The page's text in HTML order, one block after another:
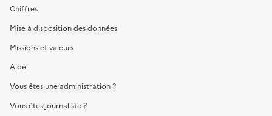
Chiffres
Mise à disposition des données
Missions et valeurs
Aide
Vous êtes une administration ?
Vous êtes journaliste ?